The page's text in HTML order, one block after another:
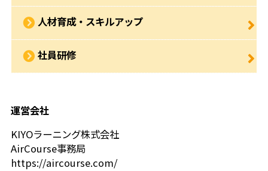
人材育成・スキルアップ
社員研修
運営会社
KIYOラーニング株式会社
AirCourse事務局
https://aircourse.com/